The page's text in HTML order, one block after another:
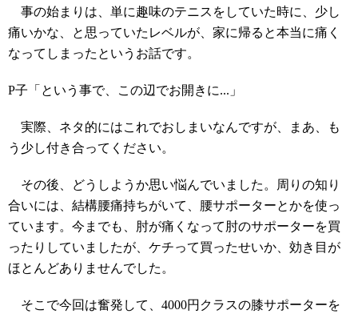
事の始まりは、単に趣味のテニスをしていた時に、少し
痛いかな、と思っていたレベルが、家に帰ると本当に痛く
なってしまったというお話です。
P子「という事で、この辺でお開きに...」
実際、ネタ的にはこれでおしまいなんですが、まあ、も
う少し付き合ってください。
その後、どうしようか思い悩んでいました。周りの知り
合いには、結構腰痛持ちがいて、腰サポーターとかを使っ
ています。今までも、肘が痛くなって肘のサポーターを買
ったりしていましたが、ケチって買ったせいか、効き目が
ほとんどありませんでした。
そこで今回は奮発して、4000円クラスの膝サポーターを